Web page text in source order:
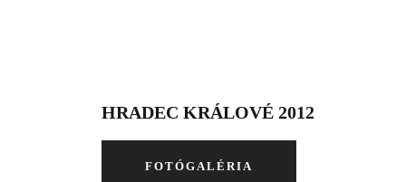
HRADEC KRÁLOVÉ 2012
FOTÓGALÉRIA